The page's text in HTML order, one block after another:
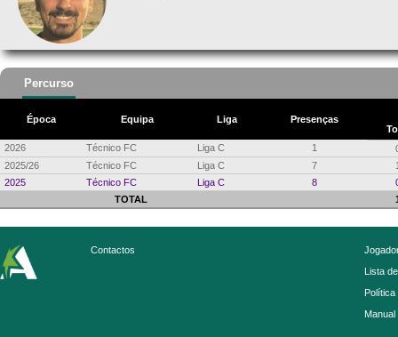
Percurso
Época Equipa Liga
Presenças
2026
Técnico FC Liga C 1
2025/26
Técnico FC Liga C 7
2025
Técnico FC Liga C 8
TOTAL
Contactos
Lista
Política